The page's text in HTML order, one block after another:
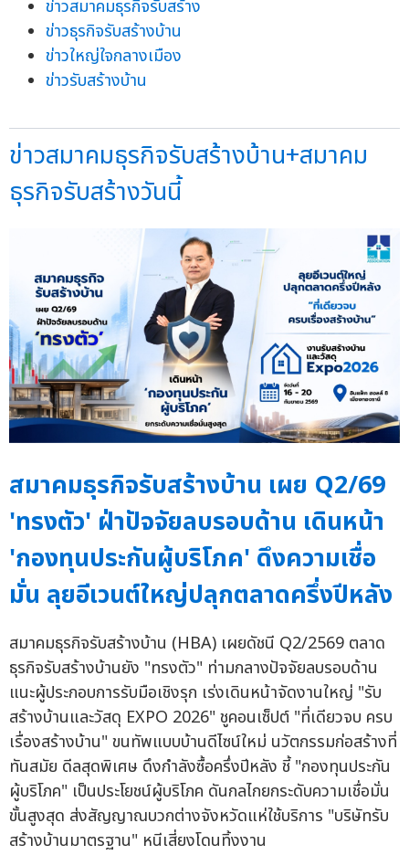
ข่าวสมาคมธุรกิจรับสร้าง
ข่าวธุรกิจรับสร้างบ้าน
ข่าวใหญ่ใจกลางเมือง
ข่าวรับสร้างบ้าน
ข่าวสมาคมธุรกิจรับสร้างบ้าน+สมาคม
ธุรกิจรับสร้างวันนี้
สมาคมธุรกิจรับสร้างบ้าน เผย Q2/69
'ทรงตัว' ฝ่าปัจจัยลบรอบด้าน เดินหน้า
'กองทุนประกันผู้บริโภค' ดึงความเชื่อ
มั่น ลุยอีเวนต์ใหญ่ปลุกตลาดครึ่งปีหลัง
สมาคมธุรกิจรับสร้างบ้าน (HBA) เผยดัชนี Q2/2569 ตลาด
ธุรกิจรับสร้างบ้านยัง "ทรงตัว" ท่ามกลางปัจจัยลบรอบด้าน
แนะผู้ประกอบการรับมือเชิงรุก เร่งเดินหน้าจัดงานใหญ่ "รับ
สร้างบ้านและวัสดุ EXPO 2026" ชูคอนเซ็ปต์ "ที่เดียวจบ ครบ
เรื่องสร้างบ้าน" ขนทัพแบบบ้านดีไซน์ใหม่ นวัตกรรมก่อสร้างที่
ทันสมัย ดีลสุดพิเศษ ดึงกำลังซื้อครึ่งปีหลัง ชี้ "กองทุนประกัน
ผู้บริโภค" เป็นประโยชน์ผู้บริโภค ดันกลไกยกระดับความเชื่อมั่น
ขั้นสูงสุด ส่งสัญญาณบวกต่างจังหวัดแห่ใช้บริการ "บริษัทรับ
สร้างบ้านมาตรฐาน" หนีเสี่ยงโดนทิ้งงาน